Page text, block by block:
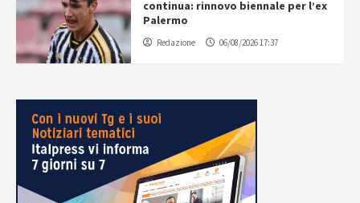
continua: rinnovo biennale per l’ex
Palermo
Redazione 06/08/2026 17:37